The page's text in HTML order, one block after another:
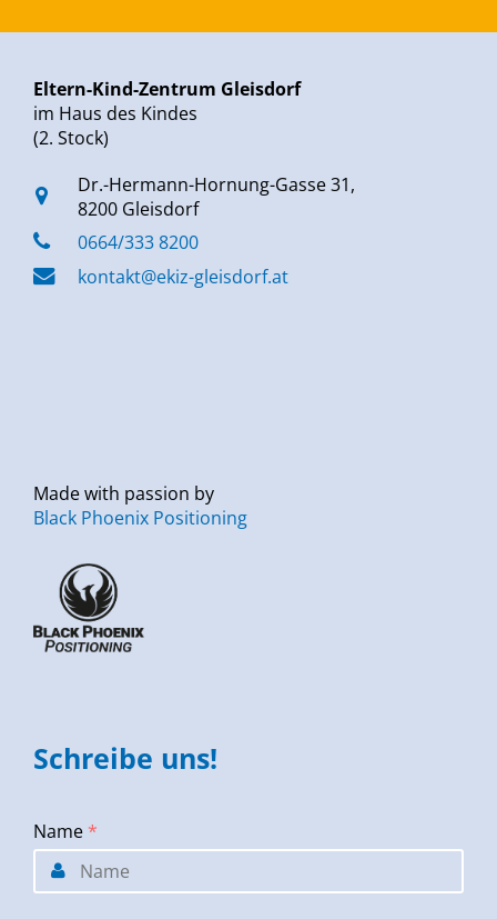
Eltern-Kind-Zentrum Gleisdorf
im Haus des Kindes
(2. Stock)
Dr.-Hermann-Hornung-Gasse 31,
8200 Gleisdorf
0664/333 8200
kontakt@ekiz-gleisdorf.at
Made with passion by
Black Phoenix Positioning
Schreibe uns!
Name *